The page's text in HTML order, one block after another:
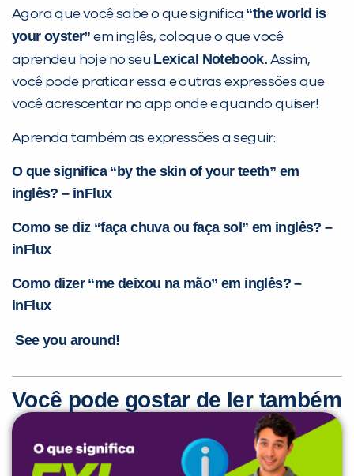
Agora que você sabe o que significa “the world is
your oyster” em inglês, coloque o que você
aprendeu hoje no seu Lexical Notebook. Assim,
você pode praticar essa e outras expressões que
você acrescentar no app onde e quando quiser!
Aprenda também as expressões a seguir:
O que significa “by the skin of your teeth” em
inglês? – inFlux
Como se diz “faça chuva ou faça sol” em inglês? –
inFlux
Como dizer “me deixou na mão” em inglês? –
inFlux
See you around!
Você pode gostar de ler também